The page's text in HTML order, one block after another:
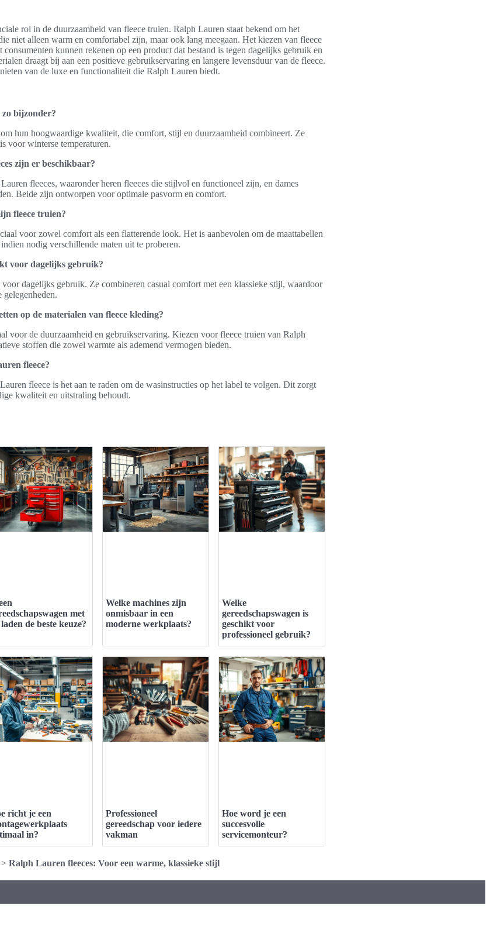
rol in de duurzaamheid van fleece truien. Ralph Lauren staat bekend om het
niet alleen warm en comfortabel zijn, maar ook lang meegaan. Het kiezen van fleece
kunnen rekenen op een product dat bestand is tegen dagelijks gebruik en
draagt bij aan een positieve gebruikservaring en langere levensduur van de fleece.
van de luxe en functionaliteit die Ralph Lauren biedt.
bijzonder?
hun hoogwaardige kwaliteit, die comfort, stijl en duurzaamheid combineert. Ze
voor winterse temperaturen.
zijn er beschikbaar?
fleeces, waaronder heren fleeces die stijlvol en functioneel zijn, en dames
Beide zijn ontworpen voor optimale pasvorm en comfort.
fleece truien?
voor zowel comfort als een flatterende look. Het is aanbevolen om de maattabellen
nodig verschillende maten uit te proberen.
voor dagelijks gebruik?
dagelijks gebruik. Ze combineren casual comfort met een klassieke stijl, waardoor
op de materialen van fleece kleding?
voor de duurzaamheid en gebruikservaring. Kiezen voor fleece truien van Ralph
stoffen die zowel warmte als ademend vermogen bieden.
fleece?
fleece is het aan te raden om de wasinstructies op het label te volgen. Dit zorgt
kwaliteit en uitstraling behoudt.
met
laden de beste keuze?
Welke machines zijn
onmisbaar in een
moderne werkplaats?
Welke
gereedschapswagen is
geschikt voor
professioneel gebruik?
richt je een
in?
Professioneel
gereedschap voor iedere
vakman
Hoe word je een
succesvolle
servicemonteur?
Ralph Lauren fleeces: Voor een warme, klassieke stijl